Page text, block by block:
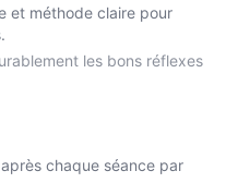
et méthode claire pour
les bons réflexes
chaque séance par